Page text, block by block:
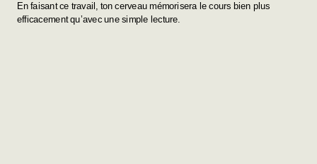
En faisant ce travail, ton cerveau mémorisera le cours bien plus
efficacement qu’avec une simple lecture.